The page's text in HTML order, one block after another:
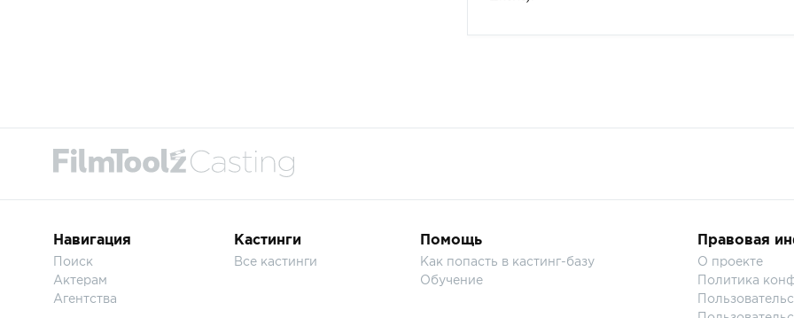
Навигация
Поиск
Актерам
Агентства
Кастинги
Все кастинги
Помощь
Как попасть в кастинг-базу
Обучение
Правовая
О проекте
Политика